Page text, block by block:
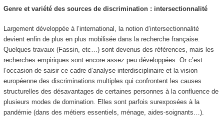
Genre et variété des sources de discrimination : intersectionnalité
Largement développée à l’international, la notion d’intersectionnalité
devient enfin de plus en plus mobilisée dans la recherche française.
Quelques travaux (Fassin, etc…) sont devenus des références, mais les
recherches empiriques sont encore assez peu développées. Or c’est
l’occasion de saisir ce cadre d’analyse interdisciplinaire et la vision
européenne des discriminations multiples qui confrontent les causes
structurelles des désavantages de certaines personnes à la confluence de
plusieurs modes de domination. Elles sont parfois surexposées à la
pandémie (dans des métiers essentiels, ménage, aides-soignants…).